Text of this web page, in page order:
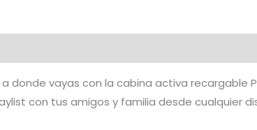
donde vayas con la cabina activa recargable
con tus amigos y familia desde cualquier